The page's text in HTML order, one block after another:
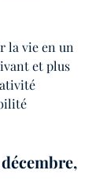
la vie en un
et plus